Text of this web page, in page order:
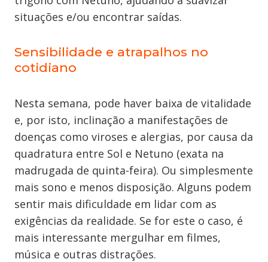
situações e/ou encontrar saídas.
Sensibilidade e atrapalhos no
cotidiano
Nesta semana, pode haver baixa de vitalidade
e, por isto, inclinação a manifestações de
doenças como viroses e alergias, por causa da
quadratura entre Sol e Netuno (exata na
madrugada de quinta-feira). Ou simplesmente
mais sono e menos disposição. Alguns podem
sentir mais dificuldade em lidar com as
exigências da realidade. Se for este o caso, é
mais interessante mergulhar em filmes,
música e outras distrações.